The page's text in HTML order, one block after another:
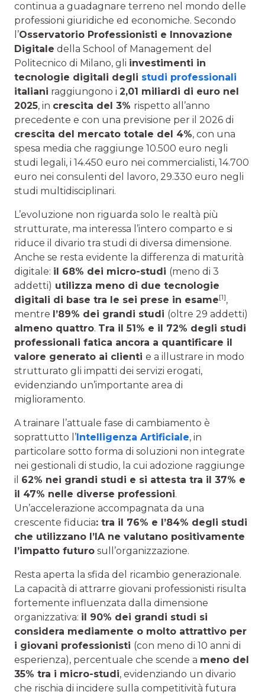
continua a guadagnare terreno nel mondo delle
professioni giuridiche ed economiche. Secondo
l’Osservatorio Professionisti e Innovazione
Digitale della School of Management del
Politecnico di Milano, gli investimenti in
tecnologie digitali degli studi professionali
italiani raggiungono i 2,01 miliardi di euro nel
2025, in crescita del 3% rispetto all’anno
precedente e con una previsione per il 2026 di
crescita del mercato totale del 4%, con una
spesa media che raggiunge 10.500 euro negli
studi legali, i 14.450 euro nei commercialisti, 14.700
euro nei consulenti del lavoro, 29.330 euro negli
studi multidisciplinari.
L’evoluzione non riguarda solo le realtà più
strutturate, ma interessa l’intero comparto e si
riduce il divario tra studi di diversa dimensione.
Anche se resta evidente la differenza di maturità
digitale: il 68% dei micro-studi (meno di 3
addetti) utilizza meno di due tecnologie
digitali di base tra le sei prese in esame[1],
mentre l’89% dei grandi studi (oltre 29 addetti)
almeno quattro. Tra il 51% e il 72% degli studi
professionali fatica ancora a quantificare il
valore generato ai clienti e a illustrare in modo
strutturato gli impatti dei servizi erogati,
evidenziando un’importante area di
miglioramento.
A trainare l’attuale fase di cambiamento è
soprattutto l’ Intelligenza Artificiale, in
particolare sotto forma di soluzioni non integrate
nei gestionali di studio, la cui adozione raggiunge
il 62% nei grandi studi e si attesta tra il 37% e
il 47% nelle diverse professioni.
Un’accelerazione accompagnata da una
crescente fiducia: tra il 76% e l’84% degli studi
che utilizzano l’IA ne valutano positivamente
l’impatto futuro sull’organizzazione.
Resta aperta la sfida del ricambio generazionale.
La capacità di attrarre giovani professionisti risulta
fortemente influenzata dalla dimensione
organizzativa: il 90% dei grandi studi si
considera mediamente o molto attrattivo per
i giovani professionisti (con meno di 10 anni di
esperienza), percentuale che scende a meno del
35% tra i micro-studi, evidenziando un divario
che rischia di incidere sulla competitività futura